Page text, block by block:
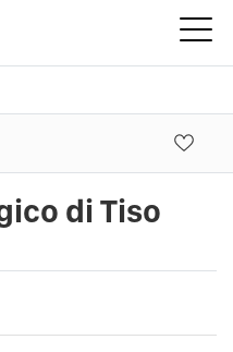
di Tiso